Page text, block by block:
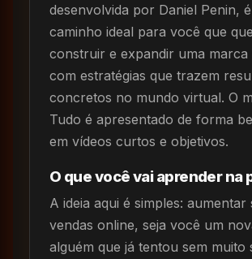
desenvolvida por Daniel Penin,
caminho ideal para você que
construir e expandir uma marca
com estratégias que trazem
concretos no mundo virtual. O
Tudo é apresentado de forma
em vídeos curtos e objetivos.
O que você vai aprender na
A ideia aqui é simples: aumentar
vendas online, seja você um
alguém que já tentou sem muito